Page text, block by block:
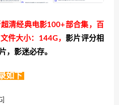
清经典电影100+部合集，百
件大小：144G，影片评分相
，影迷必存。
如下